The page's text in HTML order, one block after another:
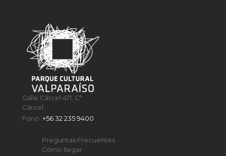
Calle Cárcel 471, C°
Cárcel
Fono:+56 32 235 9400
Preguntas Frecuentes
Cómo llegar